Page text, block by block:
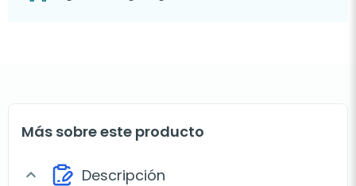
Más sobre este producto
expand_more Descripción